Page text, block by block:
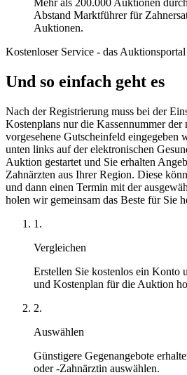
Abstand Marktführer für
Auktionen.
Kostenloser Service - das Auktionsportal
Und so einfach geht es
Nach der Registrierung muss bei der
Kostenplans nur die Kassennummer der
vorgesehene Gutscheinfeld eingegeben
unten links auf der elektronischen
Auktion gestartet und Sie erhalten
Zahnärzten aus Ihrer Region. Diese
und dann einen Termin mit der
holen wir gemeinsam das Beste für Sie
1.
Vergleichen
Erstellen Sie kostenlos ein Konto
und Kostenplan für die Auktion
2.
Auswählen
Günstigere Gegenangebote
oder -Zahnärztin auswählen.